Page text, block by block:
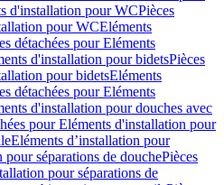
d'installation pour WCPièces
pour WCEléments
détachées pour Eléments
d'installation pour bidetsPièces
pour bidetsEléments
détachées pour Eléments
d'installation pour douches avec
pour Eléments d'installation pour
Eléments d’installation pour
pour séparations de douchePièces
pour séparations de